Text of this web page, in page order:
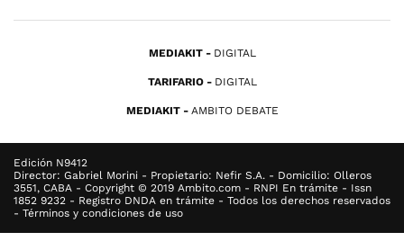
MEDIAKIT DIGITAL
TARIFARIO DIGITAL
MEDIAKIT AMBITO DEBATE
Edición N9412
Director: Gabriel Morini - Propietario: Nefir S.A. - Domicilio: Olleros
3551, CABA - Copyright © 2019 Ambito.com - RNPI En trámite - Issn
1852 9232 - Registro DNDA en trámite - Todos los derechos reservados
- Términos y condiciones de uso